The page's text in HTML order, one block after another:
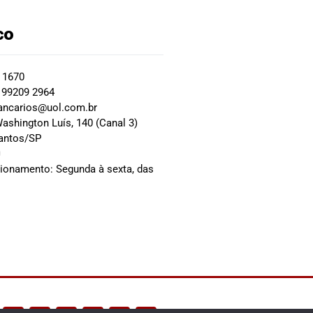
2964
Luís, 140 (Canal 3)
SP
Segunda à sexta, das